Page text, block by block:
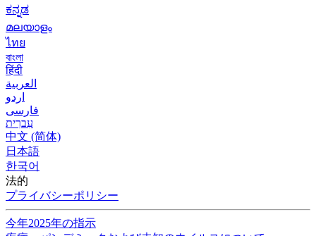
ಕನ್ನಡ
മലയാളം
ไทย
বাংলা
हिंदी
العربية
اردو
فارسی
עִברִית
中文 (简体)
日本語
한국어
法的
プライバシーポリシー
今年2025年の指示